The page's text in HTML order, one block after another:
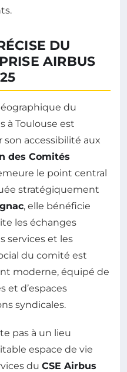
DU
AIRBUS
du
à Toulouse est
accessibilité aux
des Comités
le point central
stratégiquement
, elle bénéficie
les échanges
services et les
du comité est
moderne, équipé de
et d’espaces
syndicales.
pas à un lieu
espace de vie
du CSE Airbus